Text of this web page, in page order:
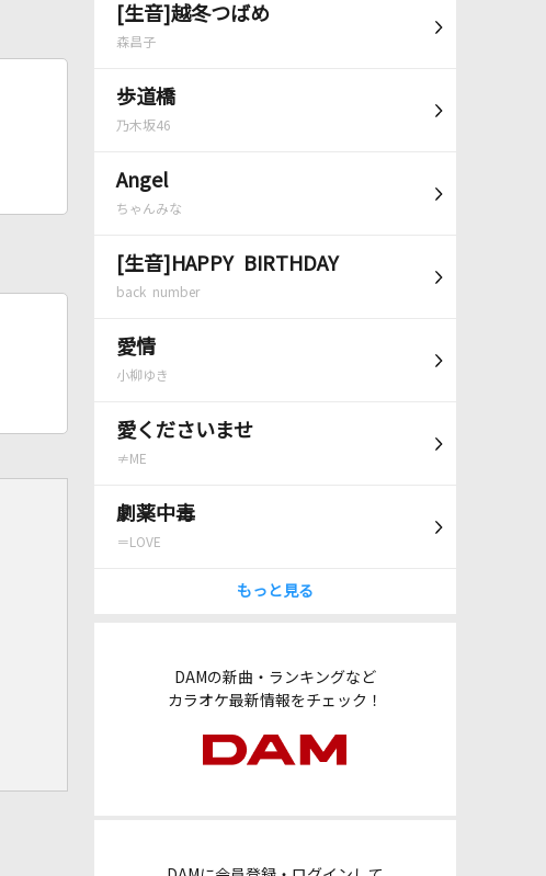
[生音]越冬つばめ
森昌子
歩道橋
乃木坂46
Angel
ちゃんみな
[生音]HAPPY BIRTHDAY
back number
愛情
小柳ゆき
愛くださいませ
≠ME
劇薬中毒
＝LOVE
もっと見る
DAMの新曲・ランキングなど
カラオケ最新情報をチェック！